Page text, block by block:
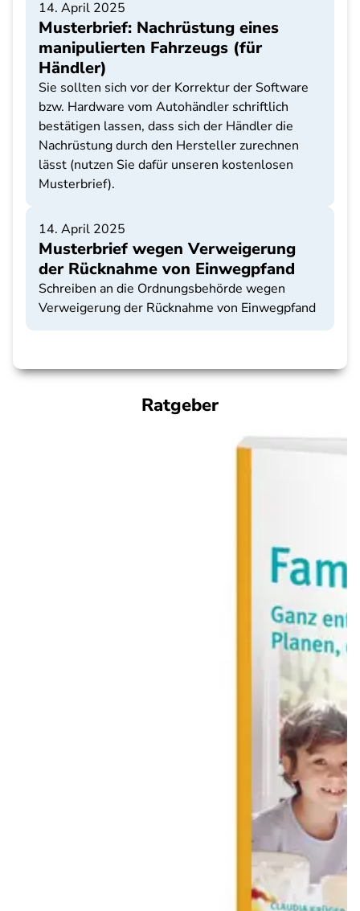
14. April 2025
Musterbrief: Nachrüstung eines
manipulierten Fahrzeugs (für
Händler)
Sie sollten sich vor der Korrektur der Software
bzw. Hardware vom Autohändler schriftlich
bestätigen lassen, dass sich der Händler die
Nachrüstung durch den Hersteller zurechnen
lässt (nutzen Sie dafür unseren kostenlosen
Musterbrief).
14. April 2025
Musterbrief wegen Verweigerung
der Rücknahme von Einwegpfand
Schreiben an die Ordnungsbehörde wegen
Verweigerung der Rücknahme von Einwegpfand
Ratgeber